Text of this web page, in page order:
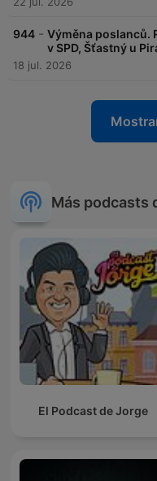
944 - Výměna poslanců.
v SPD, Šťastný u
18 jul. 2026
Más podcasts
El Podcast de Jorge